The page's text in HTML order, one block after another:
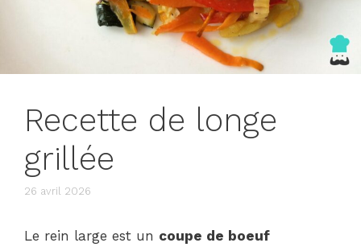
Recette de longe
grillée
26 avril 2026
Le rein large est un coupe de boeuf